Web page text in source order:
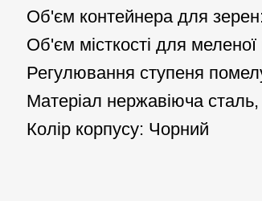
Об'єм контейнера для
Об'єм місткості для меленої
Регулювання ступеня
Матеріал нержавіюча сталь,
Колір корпусу: Чорний